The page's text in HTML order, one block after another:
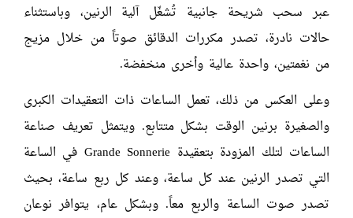
عبر سحب شريحة جانبية تُشغّل آلية الرنين، وباستثناء
حالات نادرة، تصدر مكررات الدقائق صوتاً من خلال مزيج
من نغمتين، واحدة عالية وأخرى منخفضة.
وعلى العكس من ذلك، تعمل الساعات ذات التعقيدات الكبرى
والصغيرة برنين الوقت بشكل متتابع. ويتمثل تعريف صناعة
الساعات لتلك المزودة بتعقيدة Grande Sonnerie في الساعة
التي تصدر الرنين عند كل ساعة، وعند كل ربع ساعة، بحيث
تصدر صوت الساعة والربع معاً. وبشكل عام، يتوافر نوعان